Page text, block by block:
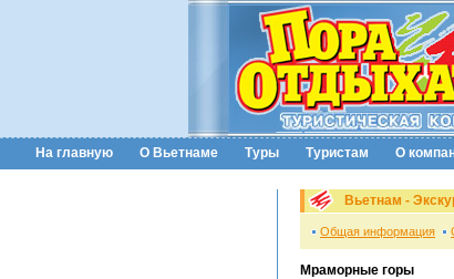
На главную О Вьетнаме Туры Туристам О
Вьетнам -
Общая информация
Мраморные горы